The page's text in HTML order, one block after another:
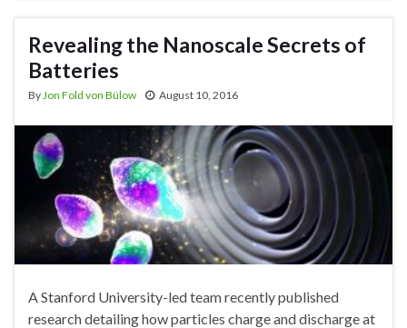
Revealing the Nanoscale Secrets of
Batteries
ByJon Fold von Bülow August 10, 2016
A Stanford University-led team recently published
research detailing how particles charge and discharge at